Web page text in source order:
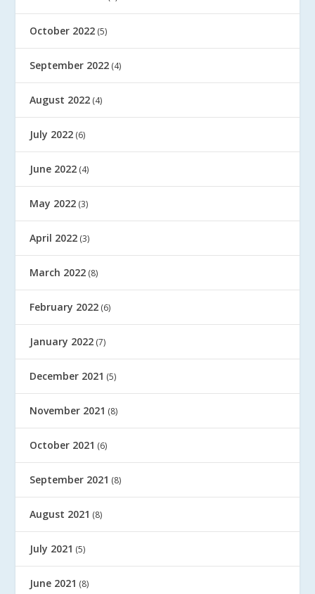
October 2022 (5)
September 2022 (4)
August 2022 (4)
July 2022 (6)
June 2022 (4)
May 2022 (3)
April 2022 (3)
March 2022 (8)
February 2022 (6)
January 2022 (7)
December 2021 (5)
November 2021 (8)
October 2021 (6)
September 2021 (8)
August 2021 (8)
July 2021 (5)
June 2021 (8)